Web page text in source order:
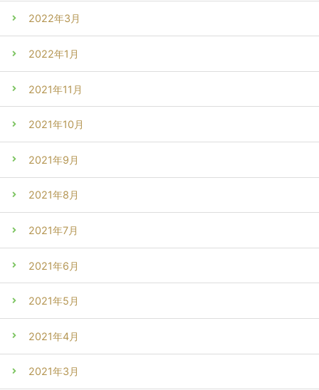
2022年3月
2022年1月
2021年11月
2021年10月
2021年9月
2021年8月
2021年7月
2021年6月
2021年5月
2021年4月
2021年3月